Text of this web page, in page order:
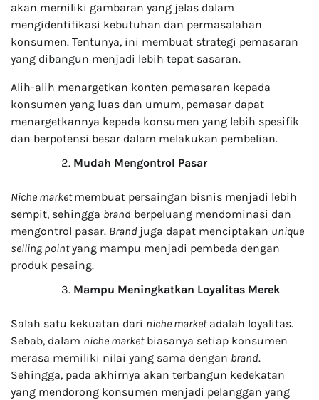
akan memiliki gambaran yang jelas dalam
mengidentifikasi kebutuhan dan permasalahan
konsumen. Tentunya, ini membuat strategi pemasaran
yang dibangun menjadi lebih tepat sasaran.
Alih-alih menargetkan konten pemasaran kepada
konsumen yang luas dan umum, pemasar dapat
menargetkannya kepada konsumen yang lebih spesifik
dan berpotensi besar dalam melakukan pembelian.
Mudah Mengontrol Pasar
Niche marketmembuat persaingan bisnis menjadi lebih
sempit, sehingga brand berpeluang mendominasi dan
mengontrol pasar. Brand juga dapat menciptakan unique
selling pointyang mampu menjadi pembeda dengan
produk pesaing.
Mampu Meningkatkan Loyalitas Merek
Salah satu kekuatan dari niche marketadalah loyalitas.
Sebab, dalam niche marketbiasanya setiap konsumen
merasa memiliki nilai yang sama dengan brand.
Sehingga, pada akhirnya akan terbangun kedekatan
yang mendorong konsumen menjadi pelanggan yang